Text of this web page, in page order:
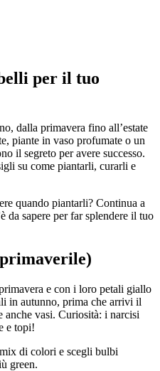
per il tuo
dalla primavera fino all’estate
piante in vaso profumate o un
il segreto per avere successo.
su come piantarli, curarli e
quando piantarli? Continua a
da sapere per far splendere il tuo
e con i loro petali giallo
in autunno, prima che arrivi il
anche vasi. Curiosità: i narcisi
e topi!
di colori e scegli bulbi
green.